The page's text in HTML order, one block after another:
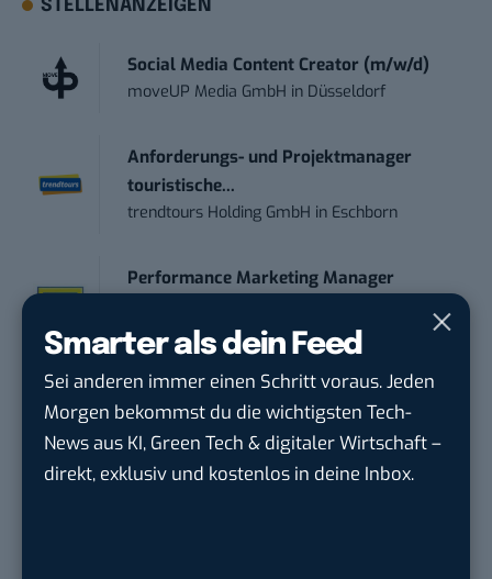
Smarter als dein Feed
Sei anderen immer einen Schritt voraus. Jeden
Morgen bekommst du die wichtigsten Tech-
News aus KI, Green Tech & digitaler Wirtschaft –
direkt, exklusiv und kostenlos in deine Inbox.
STELLENANZEIGEN
Social Media Content Creator (m/w/d)
moveUP Media GmbH in Düsseldorf
Anforderungs- und Projektmanager
touristische...
trendtours Holding GmbH in Eschborn
Performance Marketing Manager
EDEKA Südwest Stiftung & Co. KG
Offenburg
Social Media Consultant & Account Lead
(m...
Social DNA GmbHinFrankfurt am Main,